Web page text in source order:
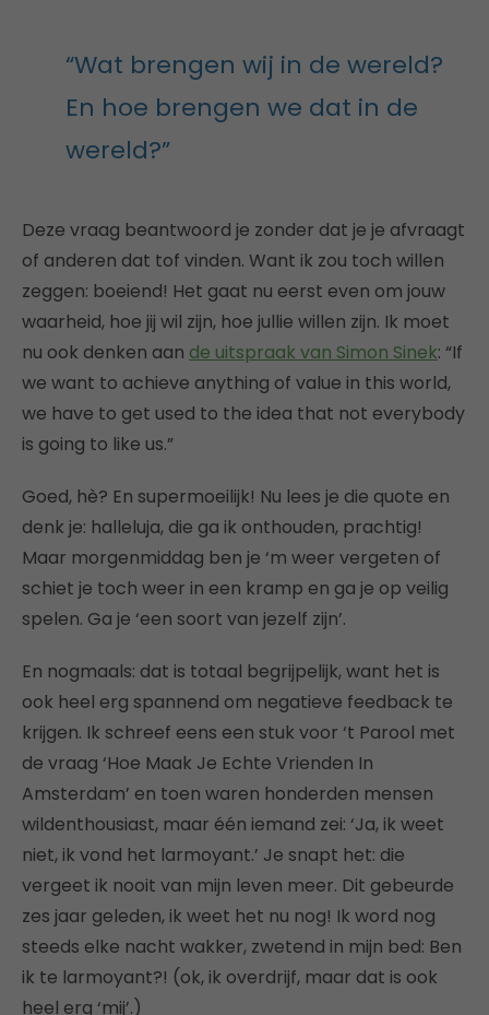
“Wat brengen wij in de wereld?
En hoe brengen we dat in de
wereld?”
Deze vraag beantwoord je zonder dat je je afvraagt
of anderen dat tof vinden. Want ik zou toch willen
zeggen: boeiend! Het gaat nu eerst even om jouw
waarheid, hoe jij wil zijn, hoe jullie willen zijn. Ik moet
nu ook denken aan de uitspraak van Simon Sinek: “If
we want to achieve anything of value in this world,
we have to get used to the idea that not everybody
is going to like us.”
Goed, hè? En supermoeilijk! Nu lees je die quote en
denk je: halleluja, die ga ik onthouden, prachtig!
Maar morgenmiddag ben je ‘m weer vergeten of
schiet je toch weer in een kramp en ga je op veilig
spelen. Ga je ‘een soort van jezelf zijn’.
En nogmaals: dat is totaal begrijpelijk, want het is
ook heel erg spannend om negatieve feedback te
krijgen. Ik schreef eens een stuk voor ‘t Parool met
de vraag ‘Hoe Maak Je Echte Vrienden In
Amsterdam’ en toen waren honderden mensen
wildenthousiast, maar één iemand zei: ‘Ja, ik weet
niet, ik vond het larmoyant.’ Je snapt het: die
vergeet ik nooit van mijn leven meer. Dit gebeurde
zes jaar geleden, ik weet het nu nog! Ik word nog
steeds elke nacht wakker, zwetend in mijn bed: Ben
ik te larmoyant?! (ok, ik overdrijf, maar dat is ook
heel erg ‘mij’.)